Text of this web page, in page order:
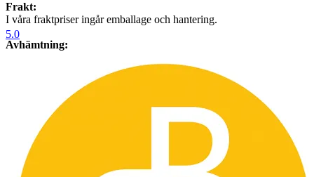
Frakt:
I våra fraktpriser ingår emballage och hantering.
Avhämtning:
ske efter de tider som vi kan erbjuda, dock senast 7 dagar efter
inkommen betalning.
Sker ingen avhämtning efter 7 dagar så lämnas negativt omdöme
och du blir blockerad från framtida köp hos oss.
Betalning:
Betalning skall ske senast 3 dagar efter avslutad auktion.
Inkommer ingen betalning så läggs objektet ut igen utan undantag
5.0